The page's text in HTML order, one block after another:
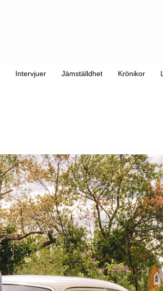
Intervjuer Jämställdhet Krönikor